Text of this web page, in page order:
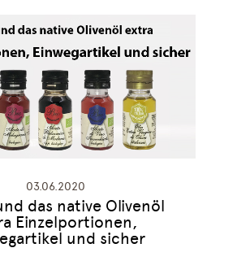
03.06.2020
das native Olivenöl
Einzelportionen,
und sicher